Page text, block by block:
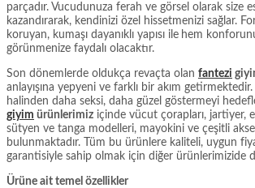
parçadır. Vucudunuza ferah ve görsel olarak size
kazandırarak, kendinizi özel hissetmenizi sağlar.
koruyan, kumaşı dayanıklı yapısı ile hem
görünmenize faydalı olacaktır.
Son dönemlerde oldukça revaçta olan fantezi
anlayışına yepyeni ve farklı bir akım getirmektedir.
halinden daha seksi, daha güzel göstermeyi
giyim ürünlerimiz içinde vücut çorapları, jartiyer,
sütyen ve tanga modelleri, mayokini ve çeşitli
bulunmaktadır. Tüm bu ürünlere kaliteli, uygun
garantisiyle sahip olmak için diğer ürünlerimizide
Ürüne ait temel özellikler